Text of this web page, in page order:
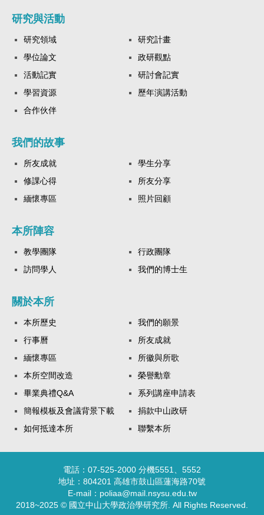
研究與活動
研究領域
研究計畫
學位論文
政研觀點
活動記實
研討會記實
學習資源
歷年演講活動
合作伙伴
我們的故事
所友成就
學生分享
修課心得
所友分享
緬懷專區
照片回顧
本所陣容
教學團隊
行政團隊
訪問學人
我們的博士生
關於本所
本所歷史
我們的願景
行事曆
所友成就
緬懷專區
所徽與所歌
本所空間改造
榮譽勳章
畢業典禮Q&A
系列講座申請表
簡報模板及會議背景下載
捐款中山政研
如何抵達本所
聯繫本所
電話：07-525-2000 分機5551、5552
地址：804201 高雄市鼓山區蓮海路70號
E-mail：poliaa@mail.nsysu.edu.tw
2018~2025 © 國立中山大學政治學研究所. All Rights Reserved.